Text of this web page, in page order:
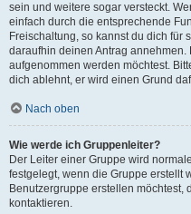
sein und weitere sogar versteckt.
einfach durch die entsprechende
Freischaltung, so kannst du dich für
daraufhin deinen Antrag
aufgenommen werden möchtest.
dich ablehnt, er wird einen Grund
Nach oben
Wie werde ich Gruppenleiter?
Der Leiter einer Gruppe wird
festgelegt, wenn die Gruppe erstellt
Benutzergruppe erstellen möchtest,
kontaktieren.